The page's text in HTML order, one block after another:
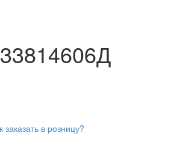
заказать в розницу?